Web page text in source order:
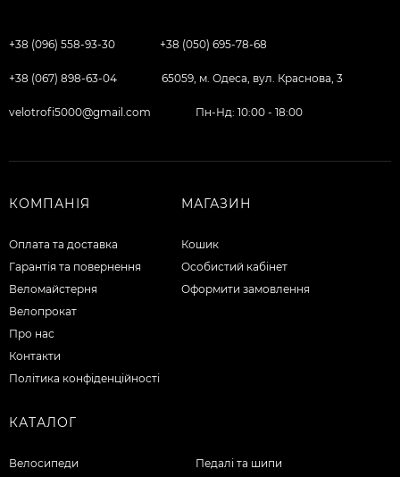
+38 (096) 558-93-30 +38 (050) 695-78-68
+38 (067) 898-63-04 65059, м. Одеса, вул. Краснова, 3
velotrofi5000@gmail.com Пн-Нд: 10:00 - 18:00
КОМПАНІЯ
Оплата та доставка
Гарантія та повернення
Веломайстерня
Велопрокат
Про нас
Контакти
Політика конфіденційності
МАГАЗИН
Кошик
Особистий кабінет
Оформити замовлення
КАТАЛОГ
Велосипеди
Педалі та шипи